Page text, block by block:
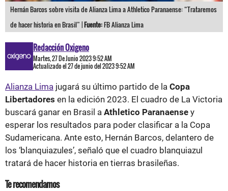
Hernán Barcos sobre visita de Alianza Lima a Athletico Paranaense: “Trataremos
de hacer historia en Brasil” |Fuente:FB Alianza Lima
Redacción Oxigeno
Martes, 27 De Junio 2023 9:52 AM
Actualizado el 27 de junio del 2023 9:52 AM
Alianza Lima jugará su último partido de la Copa
Libertadores en la edición 2023. El cuadro de La Victoria
buscará ganar en Brasil a Athletico Paranaense y
esperar los resultados para poder clasificar a la Copa
Sudamericana. Ante esto, Hernán Barcos, delantero de
los ‘blanquiazules’, señaló que el cuadro blanquiazul
tratará de hacer historia en tierras brasileñas.
Te recomendamos